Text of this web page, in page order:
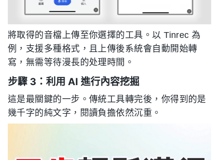
將取得的音檔上傳至你選擇的工具。以 Tinrec 為
例，支援多種格式，且上傳後系統會自動開始轉
寫，無需等待漫長的处理時間。
步驟 3：利用 AI 進行內容挖掘
這是最關鍵的一步。傳統工具轉完後，你得到的是
幾千字的純文字，閱讀負擔依然沉重。